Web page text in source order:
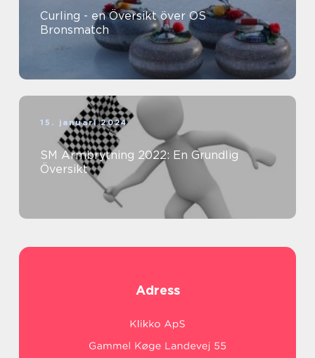
Curling - en Översikt över OS
Bronsmatch
15. januari 2024
SM Armbrytning 2022: En Grundlig
Översikt
Adress